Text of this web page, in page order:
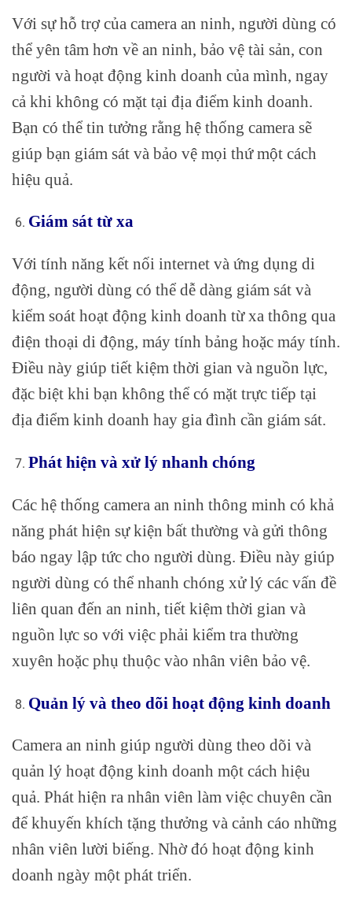
Với sự hỗ trợ của camera an ninh, người dùng có
thể yên tâm hơn về an ninh, bảo vệ tài sản, con
người và hoạt động kinh doanh của mình, ngay
cả khi không có mặt tại địa điểm kinh doanh.
Bạn có thể tin tưởng rằng hệ thống camera sẽ
giúp bạn giám sát và bảo vệ mọi thứ một cách
hiệu quả.
Giám sát từ xa
Với tính năng kết nối internet và ứng dụng di
động, người dùng có thể dễ dàng giám sát và
kiểm soát hoạt động kinh doanh từ xa thông qua
điện thoại di động, máy tính bảng hoặc máy tính.
Điều này giúp tiết kiệm thời gian và nguồn lực,
đặc biệt khi bạn không thể có mặt trực tiếp tại
địa điểm kinh doanh hay gia đình cần giám sát.
Phát hiện và xử lý nhanh chóng
Các hệ thống camera an ninh thông minh có khả
năng phát hiện sự kiện bất thường và gửi thông
báo ngay lập tức cho người dùng. Điều này giúp
người dùng có thể nhanh chóng xử lý các vấn đề
liên quan đến an ninh, tiết kiệm thời gian và
nguồn lực so với việc phải kiểm tra thường
xuyên hoặc phụ thuộc vào nhân viên bảo vệ.
Quản lý và theo dõi hoạt động kinh doanh
Camera an ninh giúp người dùng theo dõi và
quản lý hoạt động kinh doanh một cách hiệu
quả. Phát hiện ra nhân viên làm việc chuyên cần
để khuyến khích tặng thưởng và cảnh cáo những
nhân viên lười biếng. Nhờ đó hoạt động kinh
doanh ngày một phát triển.